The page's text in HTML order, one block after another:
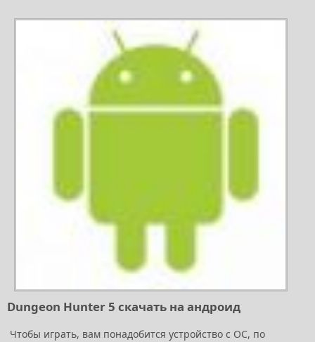
Dungeon Hunter 5 скачать на андроид
Чтобы играть, вам понадобится устройство с ОС, по